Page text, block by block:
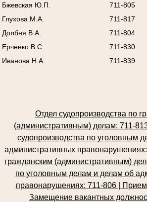
Бжевская Ю.П.
711-805
Глухова М.А.
711-817
Долбня В.А.
711-804
Ерченко В.С.
711-830
Иванова Н.А.
711-839
Отдел судопроизводства по
(административным) делам: 711-
судопроизводства по уголовным
административных
гражданским (административным)
по уголовным делам и делам об
правонарушениях: 711-806 |
Замещение вакантных